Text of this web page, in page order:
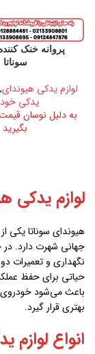
پروانه خنک
سوناتا
لوازم یدکی هیوندای,
یدکی
به دلیل نوسان
بگیرید
لوازم یدکی
هیوندای سوناتا یکی
جهانی شهرت دارد. در
نگهداری و تعمیرات
حیاتی برای حفظ
باعث می‌شود خودروی
بهتری قرار گیرد.
انواع لوازم